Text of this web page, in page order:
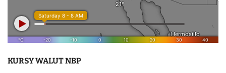
KURSY WALUT NBP